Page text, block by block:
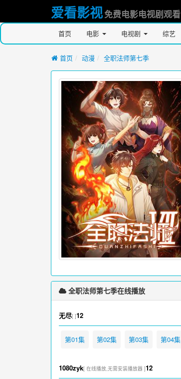
爱看影视免费电影电视剧观看
首页 电影 电视剧 综艺
首页 动漫 全职法师第七季
全职法师第七季在线播放
无尽[ ]12
第01集 第02集 第03集 第04集
1080zyk[ 在线播放,无需安装播放器 ]12